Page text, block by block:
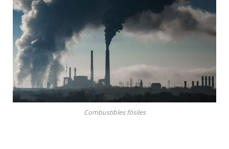
Combustibles fósiles